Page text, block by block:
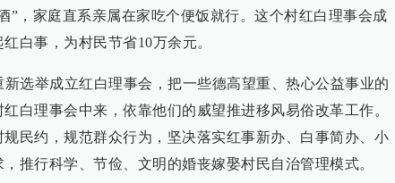
”，家庭直系亲属在家吃个便饭就行。这个村红白理事会成
白事，为村民节省10万余元。
新选举成立红白理事会，把一些德高望重、热心公益事业的
白理事会中来，依靠他们的威望推进移风易俗改革工作。
民约，规范群众行为，坚决落实红事新办、白事简办、小
推行科学、节俭、文明的婚丧嫁娶村民自治管理模式。